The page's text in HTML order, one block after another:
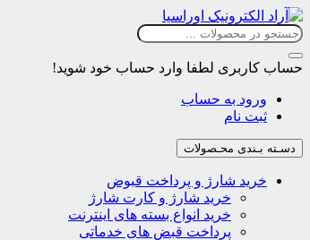
حساب کاربری لطفا وارد حساب خود شوید!
ورود به حساب
ثبت نام
دسـته بـندی محـصولات
خرید شارژ و پرداخت قبوض
خرید شارژ و کارت شارژ
خرید انواع بسته های اینترنت
پرداخت قبض های خدماتی